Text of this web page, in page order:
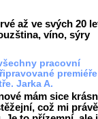
až ve svých 20
víno, sýry
pracovní
Jarka A.
mám sice
což mi právě